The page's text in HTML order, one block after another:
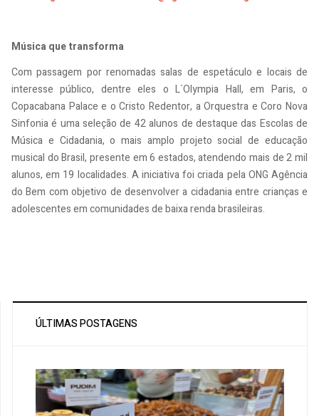
Música que transforma
Com passagem por renomadas salas de espetáculo e locais de
interesse público, dentre eles o L´Olympia Hall, em Paris, o
Copacabana Palace e o Cristo Redentor, a Orquestra e Coro Nova
Sinfonia é uma seleção de 42 alunos de destaque das Escolas de
Música e Cidadania, o mais amplo projeto social de educação
musical do Brasil, presente em 6 estados, atendendo mais de 2 mil
alunos, em 19 localidades. A iniciativa foi criada pela ONG Agência
do Bem com objetivo de desenvolver a cidadania entre crianças e
adolescentes em comunidades de baixa renda brasileiras.
ÚLTIMAS POSTAGENS